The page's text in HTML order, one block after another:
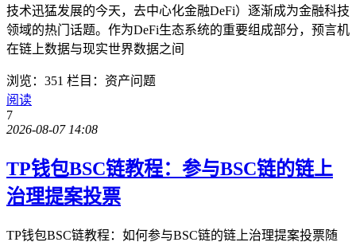
技术迅猛发展的今天，去中心化金融DeFi）逐渐成为金融科技
领域的热门话题。作为DeFi生态系统的重要组成部分，预言机
在链上数据与现实世界数据之间
浏览：351 栏目：资产问题
阅读
7
2026-08-07 14:08
TP钱包BSC链教程：参与BSC链的链上
治理提案投票
TP钱包BSC链教程：如何参与BSC链的链上治理提案投票随